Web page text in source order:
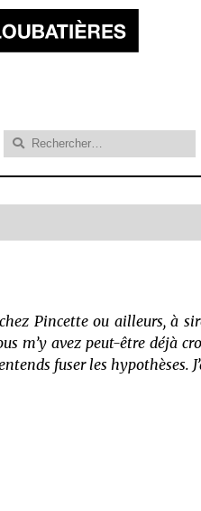
Rechercher :
Pincette ou ailleurs, à
m’y avez peut-être déjà
fuser les